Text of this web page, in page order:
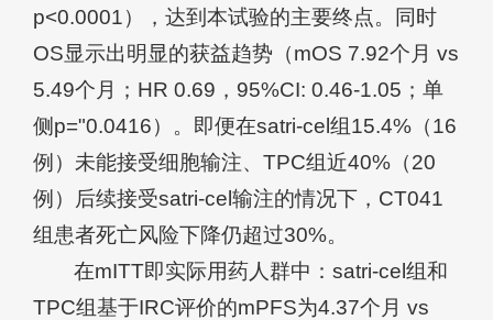
p<0.0001），达到本试验的主要终点。同时
OS显示出明显的获益趋势（mOS 7.92个月 vs
5.49个月；HR 0.69，95%CI: 0.46-1.05；单
侧p="0.0416）。即便在satri-cel组15.4%（16
例）未能接受细胞输注、TPC组近40%（20
例）后续接受satri-cel输注的情况下，CT041
组患者死亡风险下降仍超过30%。
在mITT即实际用药人群中：satri-cel组和
TPC组基于IRC评价的mPFS为4.37个月 vs